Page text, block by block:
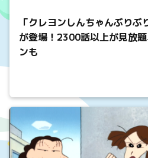
「クレヨンしんちゃんぶり
が登場！2300話以上が見放
ンも